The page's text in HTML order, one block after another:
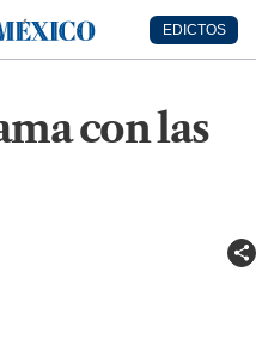
EDICTOS
con las